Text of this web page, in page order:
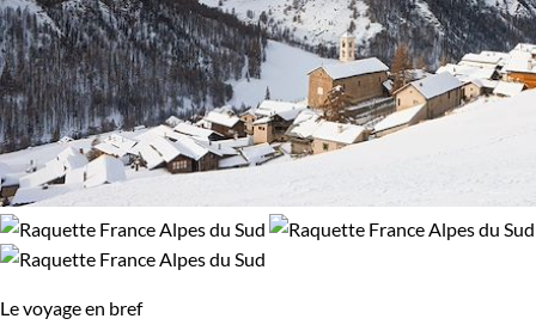
Le voyage en bref